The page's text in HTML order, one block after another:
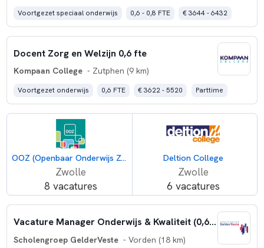
Voortgezet speciaal onderwijs 0,6 - 0,8 FTE € 3644 - 6432
Docent Zorg en Welzijn 0,6 fte
Kompaan College - Zutphen (9 km)
Voortgezet onderwijs 0,6 FTE € 3622 - 5520 Parttime
OOZ (Openbaar Onderwijs Zwolle en Regio)
Zwolle
8 vacatures
Deltion College
Zwolle
6 vacatures
Vacature Manager Onderwijs & Kwaliteit (0,6 fte) GelderVeste
Scholengroep GelderVeste - Vorden (18 km)